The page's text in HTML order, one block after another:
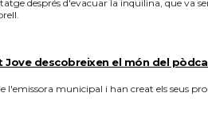
després d'evacuar la inquilina, que va
Jove descobreixen el món del
l'emissora municipal i han creat els seus